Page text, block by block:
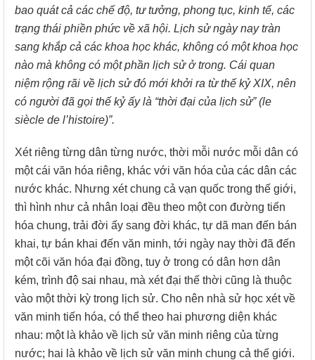
bao quát cả các chế độ, tư tưởng, phong tục, kinh tế, các
trạng thái phiền phức về xã hội. Lịch sử ngày nay tràn
sang khắp cả các khoa học khác, không có một khoa học
nào mà không có một phần lịch sử ở trong. Cái quan
niệm rộng rãi về lịch sử đó mới khởi ra từ thế kỷ XIX, nên
có người đã gọi thế kỷ ấy là “thời đại của lịch sử” (le
siècle de l’histoire)”.
Xét riêng từng dân từng nước, thời mỗi nước mỗi dân có
một cái văn hóa riêng, khác với văn hóa của các dân các
nước khác. Nhưng xét chung cả vạn quốc trong thế giới,
thì hình như cả nhân loại đều theo một con đường tiến
hóa chung, trải đời ấy sang đời khác, tự dã man đến bán
khai, tự bán khai đến văn minh, tới ngày nay thời đã đến
một cõi văn hóa đại đồng, tuy ở trong có dân hơn dân
kém, trình độ sai nhau, mà xét đại thế thời cũng là thuộc
vào một thời kỳ trong lịch sử. Cho nên nhà sử học xét về
văn minh tiến hóa, có thể theo hai phương diện khác
nhau: một là khảo về lịch sử văn minh riêng của từng
nước; hai là khảo về lịch sử văn minh chung cả thế giới.